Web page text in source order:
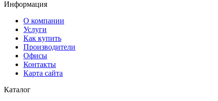
Информация
О компании
Услуги
Как купить
Производители
Офисы
Контакты
Карта сайта
Каталог